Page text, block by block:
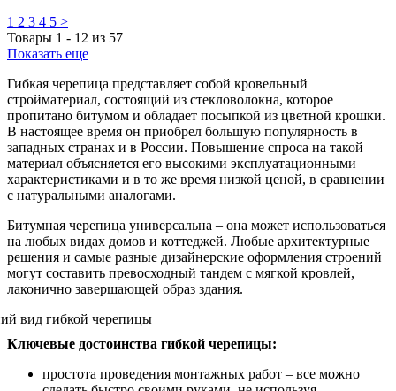
1 2 3 4 5 >
Товары 1 - 12 из 57
Показать еще
Гибкая черепица представляет собой кровельный
стройматериал, состоящий из стекловолокна, которое
пропитано битумом и обладает посыпкой из цветной крошки.
В настоящее время он приобрел большую популярность в
западных странах и в России. Повышение спроса на такой
материал объясняется его высокими эксплуатационными
характеристиками и в то же время низкой ценой, в сравнении
с натуральными аналогами.
Битумная черепица универсальна – она может использоваться
на любых видах домов и коттеджей. Любые архитектурные
решения и самые разные дизайнерские оформления строений
могут составить превосходный тандем с мягкой кровлей,
лаконично завершающей образ здания.
Ключевые достоинства гибкой черепицы:
простота проведения монтажных работ – все можно